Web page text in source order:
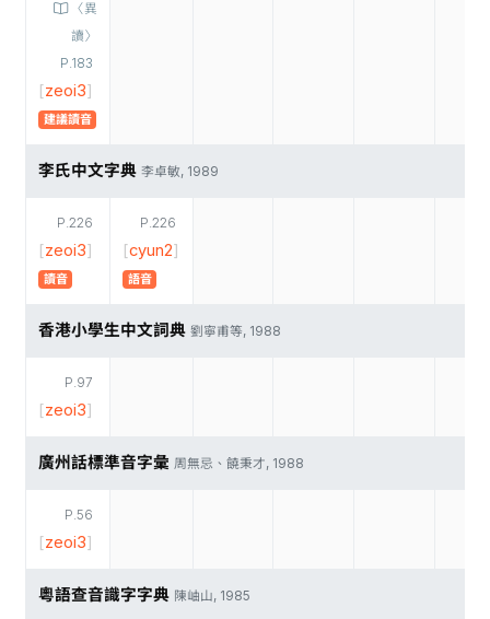
〈異
讀〉
P.183
[zeoi3]
建議讀音
李氏中文字典 李卓敏, 1989
P.226
[zeoi3]
讀音
P.226
[cyun2]
語音
香港小學生中文詞典 劉寧甫等, 1988
P.97
[zeoi3]
廣州話標準音字彙 周無忌、饒秉才, 1988
P.56
[zeoi3]
粵語查音識字字典 陳岫山, 1985